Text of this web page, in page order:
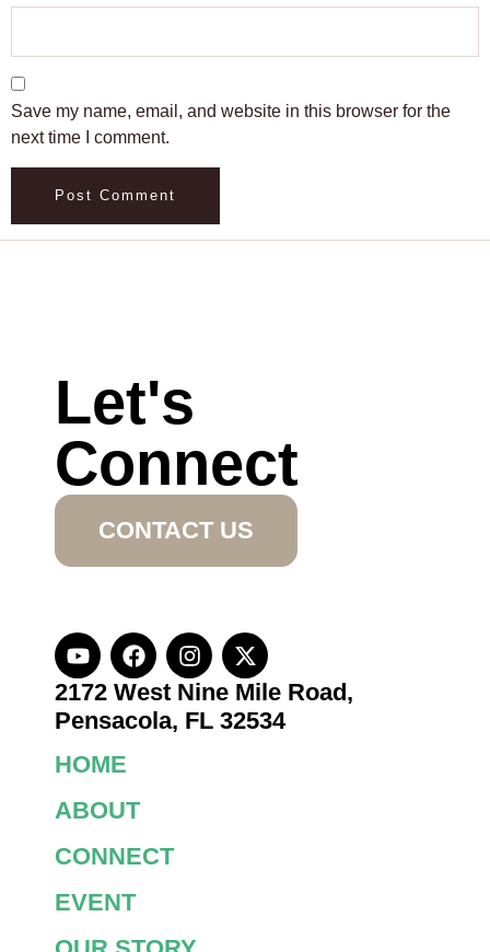
Save my name, email, and website in this browser for the
next time I comment.
Let's
Connect
CONTACT US
2172 West Nine Mile Road,
Pensacola, FL 32534
HOME
ABOUT
CONNECT
EVENT